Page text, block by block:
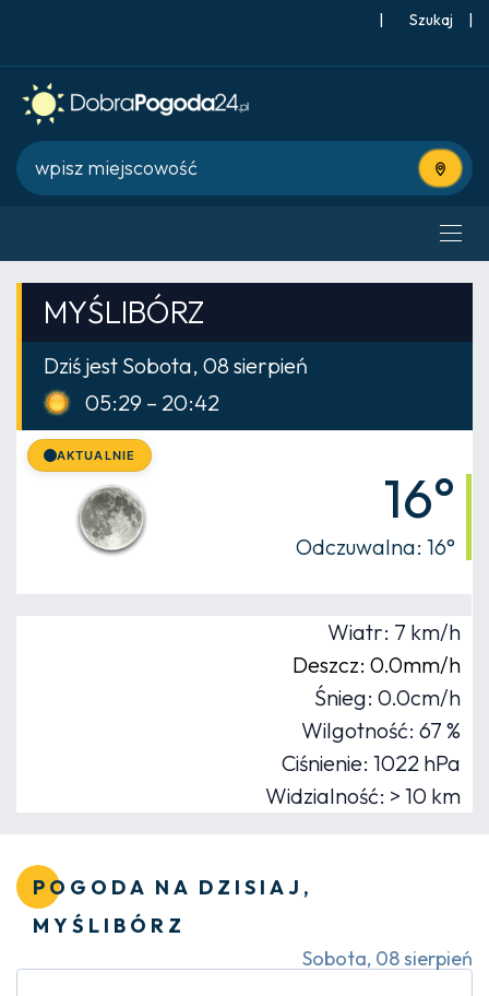
| |
Użyj
MYŚLIBÓRZ
Dziś jest Sobota, 08 sierpień
05:29 – 20:42
AKTUALNIE
16°
Odczuwalna: 16°
Wiatr: 7 km/h
Deszcz: 0.0mm/h
Śnieg: 0.0cm/h
Wilgotność: 67 %
Ciśnienie: 1022 hPa
Widzialność: > 10 km
POGODA NA DZISIAJ,
MYŚLIBÓRZ
Sobota, 08 sierpień